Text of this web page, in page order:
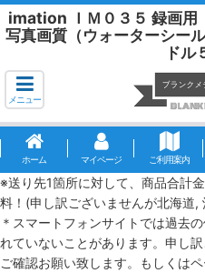
imation ＩＭ０３５ 録画用
写真画質（ウォーターシー
ドル
メニュー
ホーム マイページ ご利用案内
※送り先1箇所に対して、商品合計
料！(申し訳ございませんが北海道,
＊スマートフォンサイトでは過去
れていないことがあります。申し
ご確認お願い致します。もしくは